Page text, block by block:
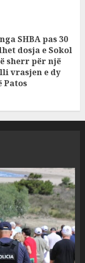
SHBA pas 30
dosja e Sokol
sherr për një
vrasjen e dy
Patos